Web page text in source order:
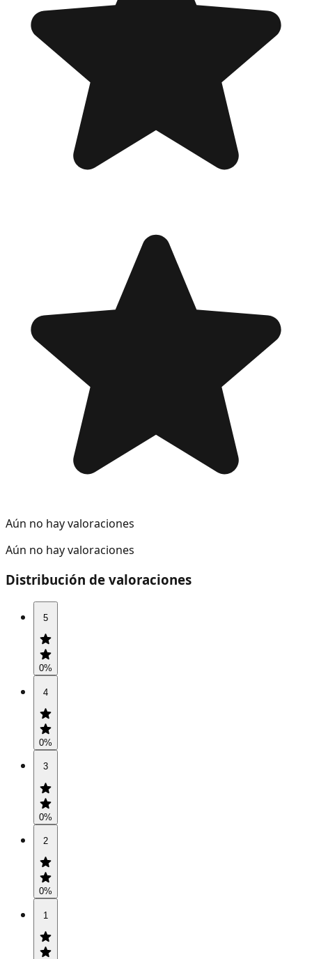
Aún no hay valoraciones
Aún no hay valoraciones
Distribución de valoraciones
5
0%
4
0%
3
0%
2
0%
1